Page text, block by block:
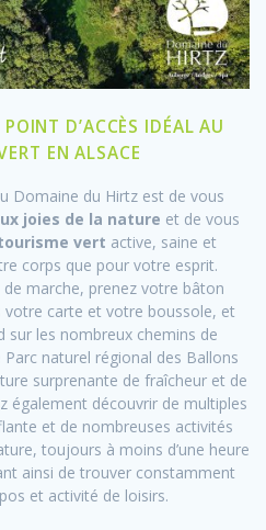
POINT D’ACCÈS IDÉAL AU
EN ALSACE
Domaine du Hirtz est de vous
joies de la nature et de vous
vert active, saine et
corps que pour votre esprit.
de marche, prenez votre bâton
votre carte et votre boussole, et
sur les nombreux chemins de
naturel régional des Ballons
surprenante de fraîcheur et de
également découvrir de multiples
et de nombreuses activités
toujours à moins d’une heure
ainsi de trouver constamment
et activité de loisirs.